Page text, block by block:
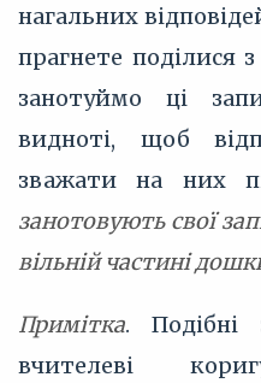
нагальних
прагнете поділися
занотуймо ці
видноті, щоб
зважати на них
занотовують свої
вільній частині
Примітка. Подібні
вчителеві